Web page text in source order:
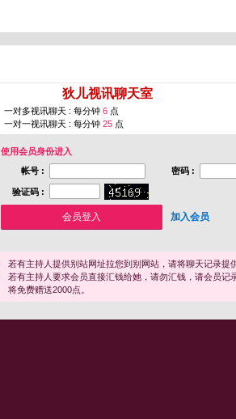
狄儿视讯聊天室
一对多视讯聊天 : 每分钟 6 点
一对一视讯聊天 : 每分钟 25 点
使用会员身份进入
帐号 :
密码 :
验证码 :
加入会员
若有主持人提供别站网址拉您到别网站，请将聊天记录提
若有主持人要求会员直接汇钱给她，请勿汇钱，请会员
将免费赠送2000点。